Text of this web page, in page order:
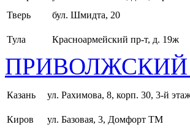
Тверь
бул. Шмидта, 20
Тула Красноармейский пр-т, д. 19ж
Казань ул. Рахимова, 8, корп. 30, 3-й
Киров ул. Базовая, 3, Домфорт ТМ